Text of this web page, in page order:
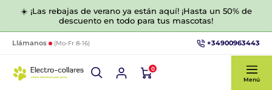
☀️ ¡Las rebajas de verano ya están aquí! ¡Hasta un 50% de
descuento en todo para tus mascotas!
Llámanos (Mo-Fr 8-16) +34900963443
0
Menú